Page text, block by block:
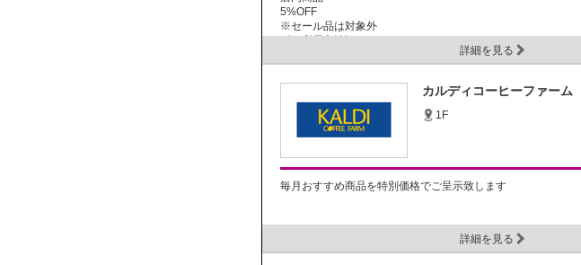
5%OFF
※セール品は対象外
詳細を見る
カルディコーヒーファーム
1F
毎月おすすめ商品を特別価格でご呈示致します
詳細を見る